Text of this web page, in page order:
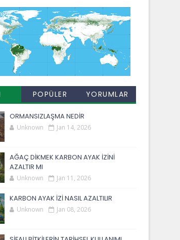
POPÜLER
YORUMLAR
ORMANSIZLAŞMA NEDİR
Unknown Jan 14, 2026
AĞAÇ DİKMEK KARBON AYAK İZİNİ
AZALTIR MI
Unknown Jan 11, 2026
KARBON AYAK İZİ NASIL AZALTILIR
Unknown Jan 08, 2026